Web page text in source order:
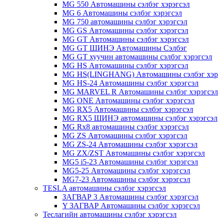
MG 550 Автомашины сэлбэг хэрэгсэл
MG 6 Автомашины сэлбэг хэрэгсэл
MG 750 автомашины сэлбэг хэрэгсэл
MG GS Автомашины сэлбэг хэрэгсэл
MG GT Автомашины сэлбэг хэрэгсэл
MG GT ШИНЭ Автомашины Сэлбэг
MG GT хуучин автомашины сэлбэг хэрэгсэл
MG HS Автомашины сэлбэг хэрэгсэл
MG HS(LINGHANG) Автомашины сэлбэг
MG HS-24 Автомашины сэлбэг хэрэгсэл
MG MARVEL R Автомашины сэлбэг хэрэгсэл
MG ONE Автомашины сэлбэг хэрэгсэл
MG RX5 Автомашины сэлбэг хэрэгсэл
MG RX5 ШИНЭ автомашины сэлбэг хэрэгсэл
MG Rx8 автомашины сэлбэг хэрэгсэл
MG ZS Автомашины сэлбэг хэрэгсэл
MG ZS-24 Автомашины сэлбэг хэрэгсэл
MG ZX/ZST Автомашины сэлбэг хэрэгсэл
MG5 i5-23 Автомашины сэлбэг хэрэгсэл
MG5-25 Автомашины сэлбэг хэрэгсэл
MG7-23 Автомашины сэлбэг хэрэгсэл
TESLA автомашины сэлбэг хэрэгсэл
ЗАГВАР 3 Автомашины сэлбэг хэрэгсэл
Y ЗАГВАР Автомашины сэлбэг хэрэгсэл
Теслагийн автомашины сэлбэг хэрэгсэл